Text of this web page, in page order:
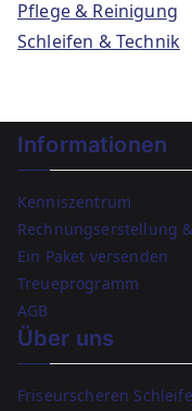
Pflege & Reinigung
Schleifen & Technik
Informationen
Kenniszentrum
Rechnungserstellung
Ein Paket versenden
Treueprogramm
AGB
Über uns
Friseurscheren